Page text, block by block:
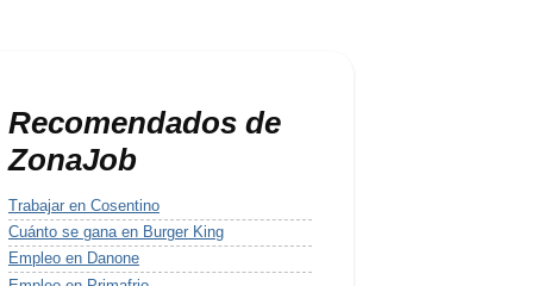
Recomendados de
ZonaJob
Trabajar en Cosentino
Cuánto se gana en Burger King
Empleo en Danone